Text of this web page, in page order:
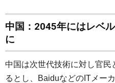
中国： 2045年にはレベ
に
中国は次世代技術に対し官
るとし、BaiduなどのITメー